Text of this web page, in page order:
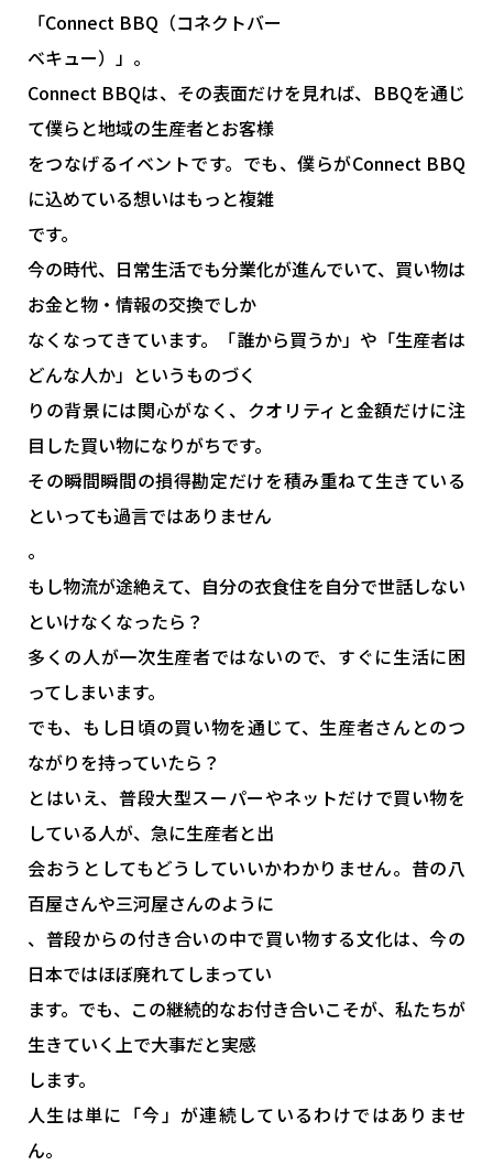
「Connect BBQ（コネクトバー
ベキュー）」。
Connect BBQは、その表面だけを見れば、BBQを通じ
て僕らと地域の生産者とお客様
をつなげるイベントです。でも、僕らがConnect BBQ
に込めている想いはもっと複雑
です。
今の時代、日常生活でも分業化が進んでいて、買い物は
お金と物・情報の交換でしか
なくなってきています。「誰から買うか」や「生産者は
どんな人か」というものづく
りの背景には関心がなく、クオリティと金額だけに注
目した買い物になりがちです。
その瞬間瞬間の損得勘定だけを積み重ねて生きている
といっても過言ではありません
。
もし物流が途絶えて、自分の衣食住を自分で世話しない
といけなくなったら？
多くの人が一次生産者ではないので、すぐに生活に困
ってしまいます。
でも、もし日頃の買い物を通じて、生産者さんとのつ
ながりを持っていたら？
とはいえ、普段大型スーパーやネットだけで買い物を
している人が、急に生産者と出
会おうとしてもどうしていいかわかりません。昔の八
百屋さんや三河屋さんのように
、普段からの付き合いの中で買い物する文化は、今の
日本ではほぼ廃れてしまってい
ます。でも、この継続的なお付き合いこそが、私たちが
生きていく上で大事だと実感
します。
人生は単に「今」が連続しているわけではありませ
ん。